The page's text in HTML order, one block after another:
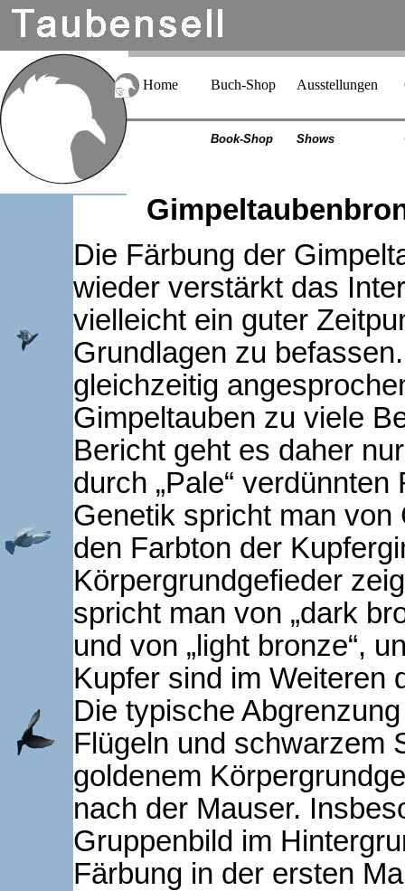
Home Buch-Shop Ausstellungen
Book-Shop Shows
Die Färbung der
wieder verstärkt das
vielleicht ein guter
Grundlagen zu
gleichzeitig
Gimpeltauben zu viele
Bericht geht es daher
durch „Pale“
Genetik spricht man von
den Farbton der
Körpergrundgefieder
spricht man von „dark
und von „light bronze“,
Kupfer sind im Weiteren
Die typische
Flügeln und schwarzem
goldenem
nach der Mauser.
Gruppenbild im
Färbung in der ersten